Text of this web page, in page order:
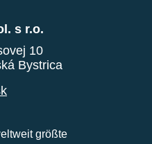
s r.o.
10
Bystrica
größte